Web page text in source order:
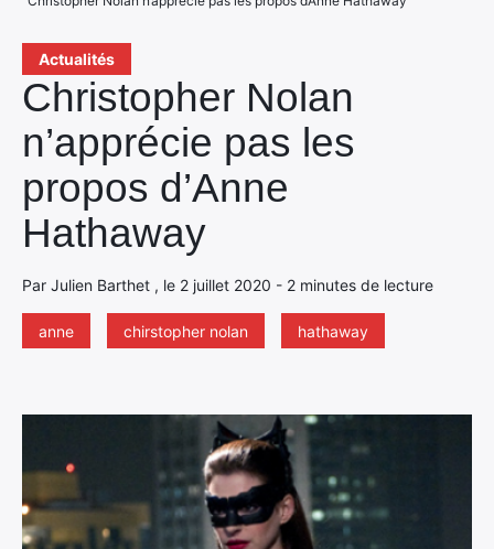
Actualités
Christopher Nolan
n’apprécie pas les
propos d’Anne
Hathaway
Par Julien Barthet , le 2 juillet 2020 - 2 minutes de lecture
anne chirstopher nolan hathaway